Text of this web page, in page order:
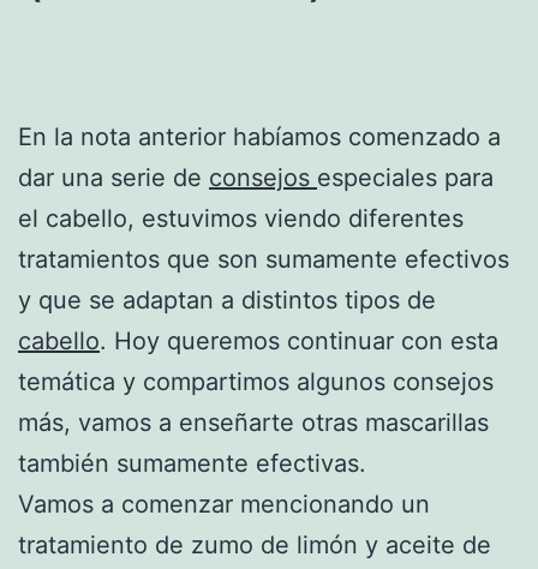
En la nota anterior habíamos comenzado a
dar una serie de consejos especiales para
el cabello, estuvimos viendo diferentes
tratamientos que son sumamente efectivos
y que se adaptan a distintos tipos de
cabello. Hoy queremos continuar con esta
temática y compartimos algunos consejos
más, vamos a enseñarte otras mascarillas
también sumamente efectivas.
Vamos a comenzar mencionando un
tratamiento de zumo de limón y aceite de